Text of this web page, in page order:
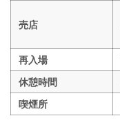
売店
再入場
休憩時間
喫煙所